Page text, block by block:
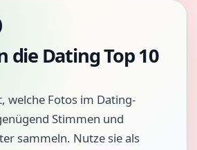
die Dating Top 10
welche Fotos im Dating-
Stimmen und
sammeln. Nutze sie als